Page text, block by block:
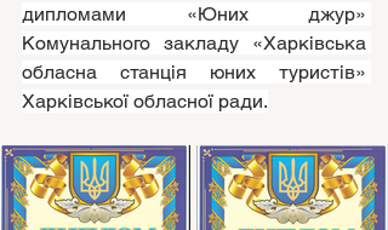
дипломами «Юних джур»
Комунального закладу «Харківська
обласна станція юних туристів»
Харківської обласної ради.